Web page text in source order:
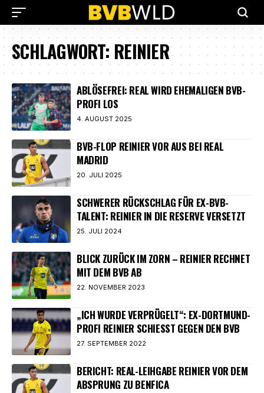
SCHLAGWORT:REINIER
ABLÖSEFREI: REAL WIRD EHEMALIGEN BVB-
PROFI LOS
4. AUGUST 2025
BVB-FLOP REINIER VOR AUS BEI REAL
MADRID
20. JULI 2025
SCHWERER RÜCKSCHLAG FÜR EX-BVB-
TALENT: REINIER IN DIE RESERVE VERSETZT
25. JULI 2024
BLICK ZURÜCK IM ZORN – REINIER RECHNET
MIT DEM BVB AB
22. NOVEMBER 2023
„ICH WURDE VERPRÜGELT“: EX-DORTMUND-
PROFI REINIER SCHIESST GEGEN DEN BVB
27. SEPTEMBER 2022
BERICHT: REAL-LEIHGABE REINIER VOR DEM
ABSPRUNG ZU BENFICA